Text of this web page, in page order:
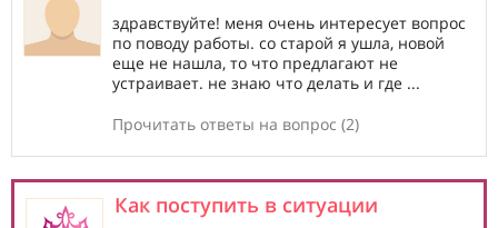
здравствуйте! меня очень интересует вопрос
по поводу работы. со старой я ушла, новой
еще не нашла, то что предлагают не
устраивает. не знаю что делать и где ...
Прочитать ответы на вопрос (2)
Как поступить в ситуации